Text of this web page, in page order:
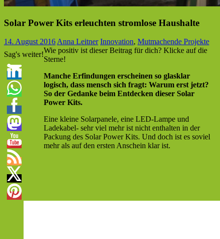
Solar Power Kits erleuchten stromlose Haushalte
14. August 2016Anna Leitner Innovation, Mutmachende Projekte
Sag's weiter!Wie positiv ist dieser Beitrag für dich? Klicke auf die
Sterne!
Manche Erfindungen erscheinen so glasklar
logisch, dass mensch sich fragt: Warum erst jetzt?
So der Gedanke beim Entdecken dieser Solar
Power Kits.
Eine kleine Solarpanele, eine LED-Lampe und
Ladekabel- sehr viel mehr ist nicht enthalten in der
Packung des Solar Power Kits. Und doch ist es soviel
mehr als auf den ersten Anschein klar ist.